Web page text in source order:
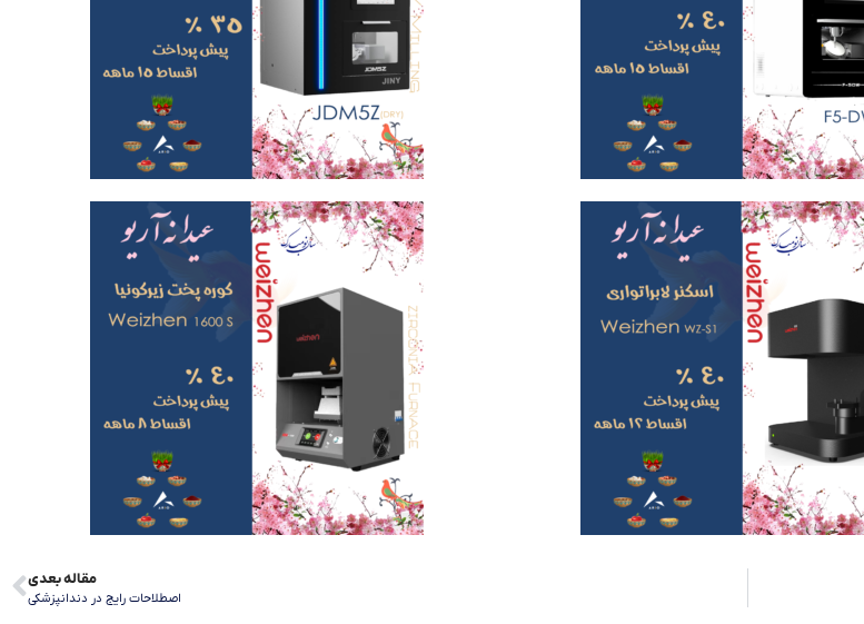
مقاله بعدی
اصطلاحات رایج در دندانپزشکی